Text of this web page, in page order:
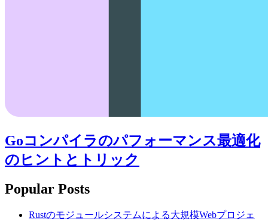
Goコンパイラのパフォーマンス最適化
のヒントとトリック
Popular Posts
Rustのモジュールシステムによる大規模Webプロジェ